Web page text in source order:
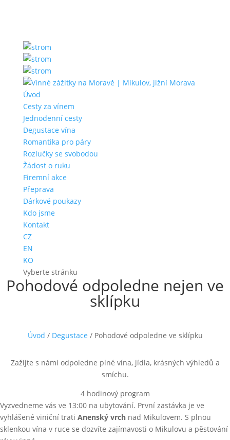
Úvod
Cesty za vínem
Jednodenní cesty
Degustace vína
Romantika pro páry
Rozlučky se svobodou
Žádost o ruku
Firemní akce
Přeprava
Dárkové poukazy
Kdo jsme
Kontakt
CZ
EN
KO
Vyberte stránku
Pohodové odpoledne nejen ve
sklípku
Úvod / Degustace / Pohodové odpoledne ve sklípku
Zažijte s námi odpoledne plné vína, jídla, krásných výhledů a
smíchu.
4 hodinový program
Vyzvedneme vás ve 13:00 na ubytování. První zastávka je ve
vyhlášené viniční trati Anenský vrch nad Mikulovem. S plnou
sklenkou vína v ruce se dozvíte zajímavosti o Mikulovu a pěstování